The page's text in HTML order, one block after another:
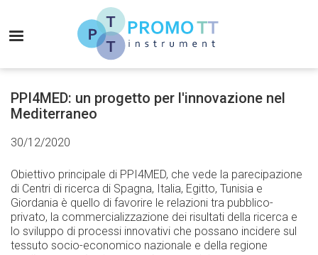
contenuto
Promo-
TT
Instrument
PPI4MED: un progetto per l'innovazione nel
Mediterraneo
30/12/2020
Obiettivo principale di PPI4MED, che vede la parecipazione
di Centri di ricerca di Spagna, Italia, Egitto, Tunisia e
Giordania è quello di favorire le relazioni tra pubblico-
privato, la commercializzazione dei risultati della ricerca e
lo sviluppo di processi innovativi che possano incidere sul
tessuto socio-economico nazionale e della regione